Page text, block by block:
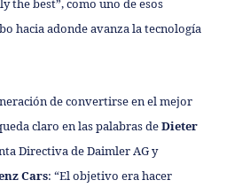
hacia adonde avanza la tecnología
de convertirse en el mejor
claro en las palabras deDieter
Directiva de Daimler AG y
Cars: “El objetivo era hacer